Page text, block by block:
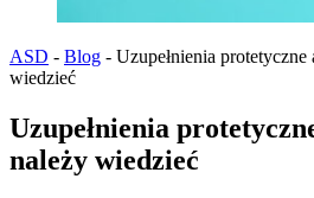
ASD - Blog - Uzupełnienia
wiedzieć
Uzupełnienia
należy wiedzieć